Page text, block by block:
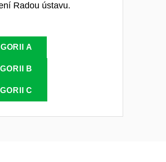
Radou ústavu.
A
B
C